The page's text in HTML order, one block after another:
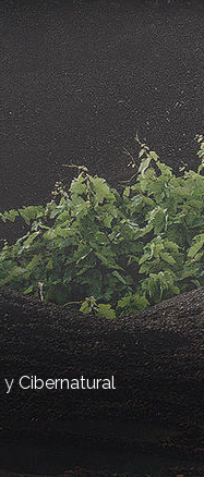
yCibernatural